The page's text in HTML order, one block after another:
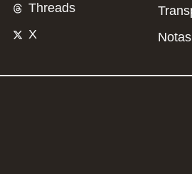
Threads
X